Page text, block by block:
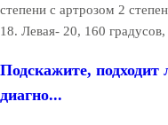
степени с артрозом 2
18. Левая- 20, 160
Подскажите, подходит
диагно...